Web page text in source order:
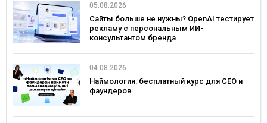
05.08.2026
Сайты больше не нужны? OpenAI тестирует
рекламу с персональным ИИ-
консультантом бренда
04.08.2026
Наймология: бесплатный курс для CEO и
фаундеров